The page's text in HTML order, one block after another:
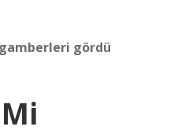
gördü